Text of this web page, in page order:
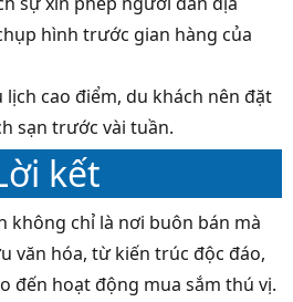
hình trước gian hàng của
cao điểm, du khách nên đặt
sạn trước vài tuần.
kết
không chỉ là nơi buôn bán mà
văn hóa, từ kiến trúc độc đáo,
đến hoạt động mua sắm thú vị.